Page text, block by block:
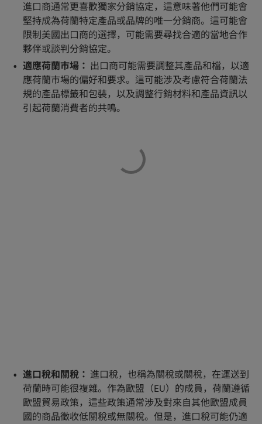
進口商通常更喜歡獨家分銷協定，這意味著他們可能會
堅持成為荷蘭特定產品或品牌的唯一分銷商。這可能會
限制美國出口商的選擇，可能需要尋找合適的當地合作
夥伴或談判分銷協定。
適應荷蘭市場： 出口商可能需要調整其產品和檔，以適
應荷蘭市場的偏好和要求。這可能涉及考慮符合荷蘭法
規的產品標籤和包裝，以及調整行銷材料和產品資訊以
引起荷蘭消費者的共鳴。
進口稅和關稅： 進口稅，也稱為關稅或關稅，在運送到
荷蘭時可能很複雜。作為歐盟（EU）的成員，荷蘭遵循
歐盟貿易政策，這些政策通常涉及對來自其他歐盟成員
國的商品徵收低關稅或無關稅。但是，進口稅可能仍適